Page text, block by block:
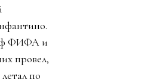
ФИФА и
провел,
по